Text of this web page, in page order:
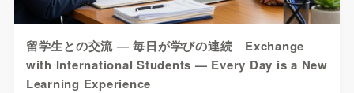
留学生との交流 ― 毎日が学びの連続 Exchange
with International Students — Every Day is a New
Learning Experience